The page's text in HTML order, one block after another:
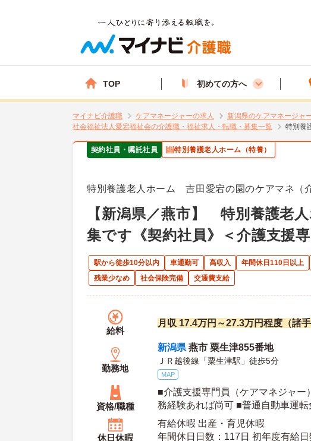
TOP 初めての方へ
マイナビ介護職 ケアマネージャーの求人 新潟県のケアマネージャ
社会福祉法人愛宕福祉会の介護職・福祉求人・転職・募集一覧
特別養
契約社員・嘱託社員 特別養護老人ホーム（特養）
特別養護老人ホーム 吉田愛宕の園のケアマネ（
【新潟県／燕市】 特別養護老
集です《契約社員》＜介護支援
駅から徒歩10分以内 車通勤可 高収入 年間休日110日以上
残業少なめ
社会保険完備 交通費支給
給料
月収 17.4万円～27.3万円程度（諸手
勤務地
新潟県 燕市 粟生津855番地
ＪＲ越後線「粟生津駅」徒歩5分
MAP
資格/職種
■介護支援専門員（ケアマネジャ
務経験あれば尚可 ■普通自動車運転
定可）
休日休暇
有給休暇 出産・育児休暇
年間休日日数：117日 初年度有給日数：10日 最